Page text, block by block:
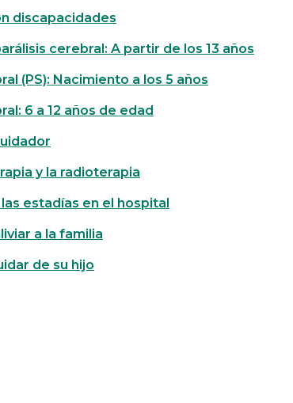
discapacidades
cerebral: A partir de los 13 años
(PS): Nacimiento a los 5 años
6 a 12 años de edad
y la radioterapia
estadías en el hospital
a la familia
de su hijo